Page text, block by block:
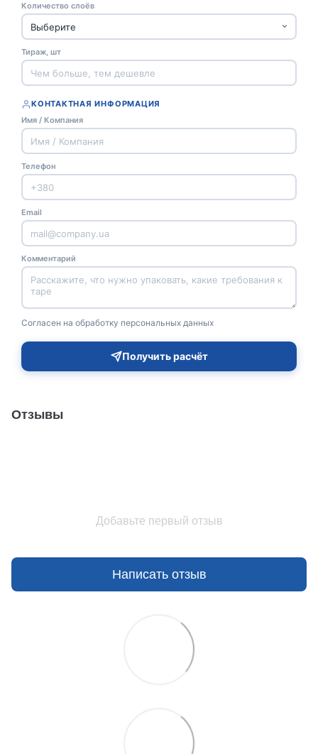
Количество слоёв
Тираж, шт
КОНТАКТНАЯ ИНФОРМАЦИЯ
Имя / Компания
Телефон
Email
Комментарий
Согласен на обработку персональных данных
Получить расчёт
Отзывы
Добавьте первый отзыв
Написать отзыв